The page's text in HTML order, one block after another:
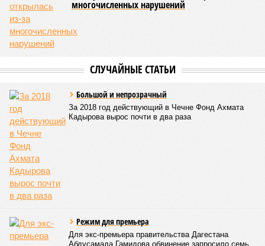
многочисленных нарушений
СЛУЧАЙНЫЕ СТАТЬИ
Большой и непрозрачный
За 2018 год действующий в Чечне Фонд Ахмата
Кадырова вырос почти в два раза
Режим для премьера
Для экс-премьера правительства Дагестана
Абдусамада Гамидова обвинение запросило семь